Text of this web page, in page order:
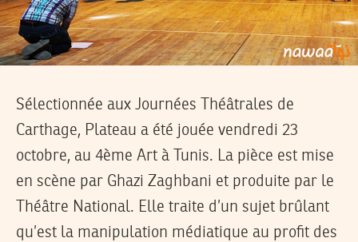
Sélectionnée aux Journées Théâtrales de
Carthage, Plateau a été jouée vendredi 23
octobre, au 4ème Art à Tunis. La pièce est mise
en scène par Ghazi Zaghbani et produite par le
Théâtre National. Elle traite d’un sujet brûlant
qu’est la manipulation médiatique au profit des